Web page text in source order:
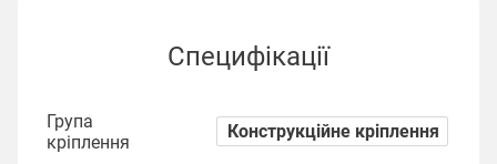
Специфікації
Група
кріплення
Конструкційне кріплення